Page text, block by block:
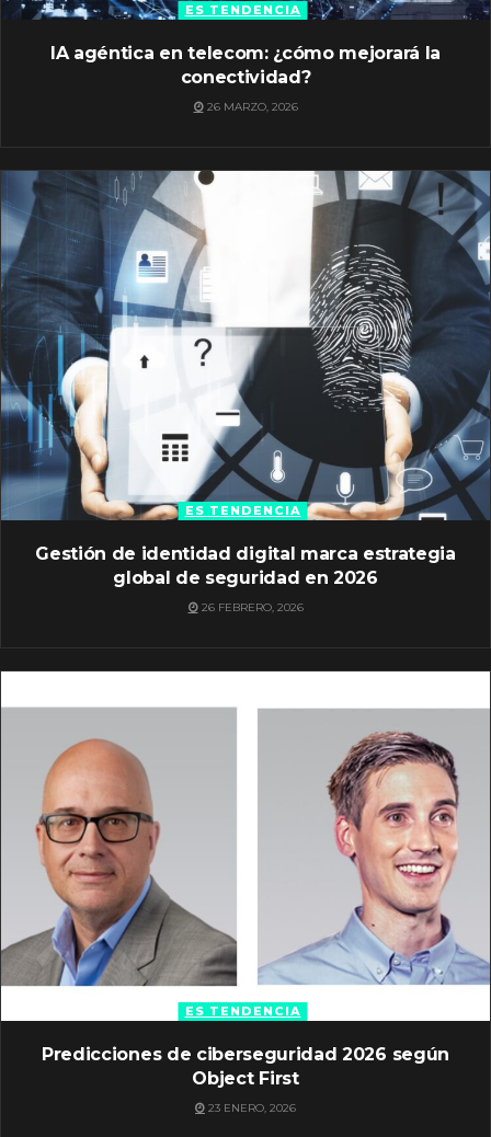
ES TENDENCIA
IA agéntica en telecom: ¿cómo mejorará la
conectividad?
26 MARZO, 2026
ES TENDENCIA
Gestión de identidad digital marca estrategia
global de seguridad en 2026
26 FEBRERO, 2026
ES TENDENCIA
Predicciones de ciberseguridad 2026 según
Object First
23 ENERO, 2026